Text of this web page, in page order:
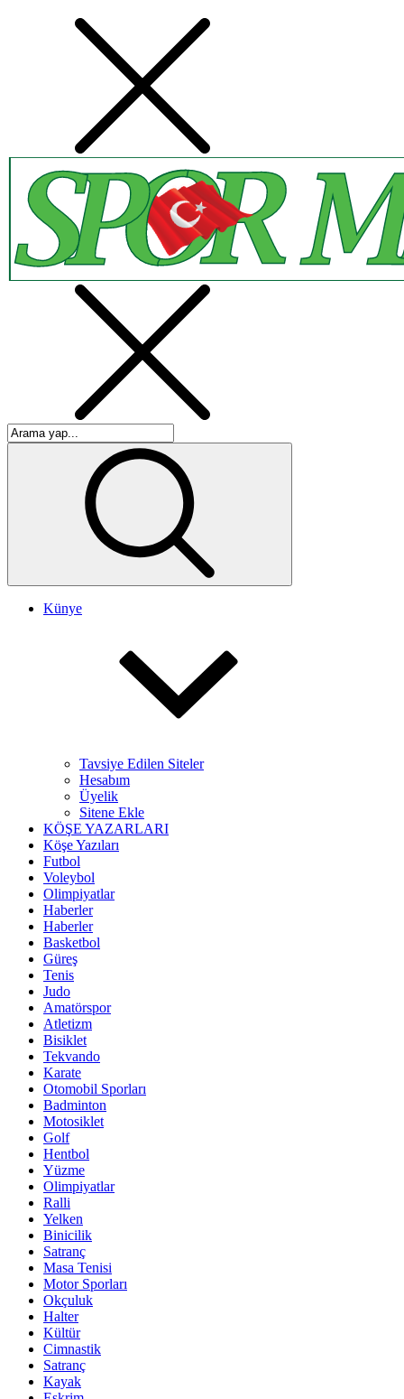
Künye
Tavsiye Edilen Siteler
Hesabım
Üyelik
Sitene Ekle
KÖŞE YAZARLARI
Köşe Yazıları
Futbol
Voleybol
Olimpiyatlar
Haberler
Haberler
Basketbol
Güreş
Tenis
Judo
Amatörspor
Atletizm
Bisiklet
Tekvando
Karate
Otomobil Sporları
Badminton
Motosiklet
Golf
Hentbol
Yüzme
Olimpiyatlar
Ralli
Yelken
Binicilik
Satranç
Masa Tenisi
Motor Sporları
Okçuluk
Halter
Kültür
Cimnastik
Satranç
Kayak